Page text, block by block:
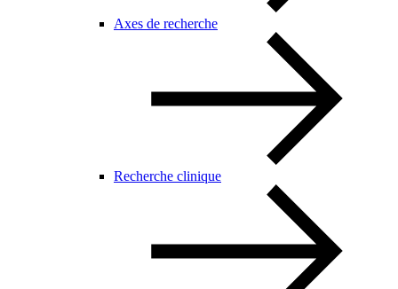
Axes de recherche
Recherche clinique